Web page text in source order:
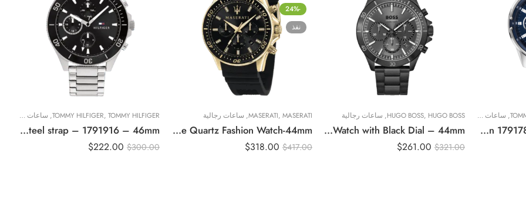
, ساعات رجالية
ساعة تومي هيلفيغر Mason 1791788 للرجال | واتشيفاي
HUGO BOSS, HUGO BOSS
, ساعات رجالية
Original Hugo Boss Boss 1514058 Troper Watch – Black Stainless Steel, Watch with Black Dial – 44mm
$321.00
$261.00
-24%
نفذ
MASERATI, MASERATI
, ساعات رجالية
Original Maserati Men’s Sfida R8871640001 Black Silicone Quartz Fashion Watch-44mm
$417.00
$318.00
TOMMY HILFIGER, TOMMY HILFIGER
, ساعات رجالية
Original Tommy Hilfiger Men Black Dial Watch with Stainless steel strap – 1791916 – 46mm
$300.00
$222.00